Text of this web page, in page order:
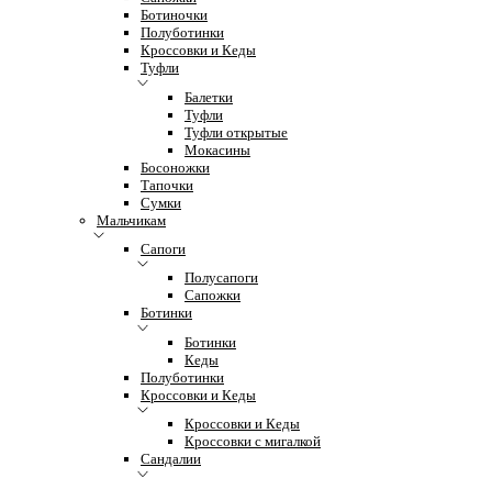
Ботиночки
Полуботинки
Кроссовки и Кеды
Туфли
Балетки
Туфли
Туфли открытые
Мокасины
Босоножки
Тапочки
Сумки
Мальчикам
Сапоги
Полусапоги
Сапожки
Ботинки
Ботинки
Кеды
Полуботинки
Кроссовки и Кеды
Кроссовки и Кеды
Кроссовки с мигалкой
Сандалии